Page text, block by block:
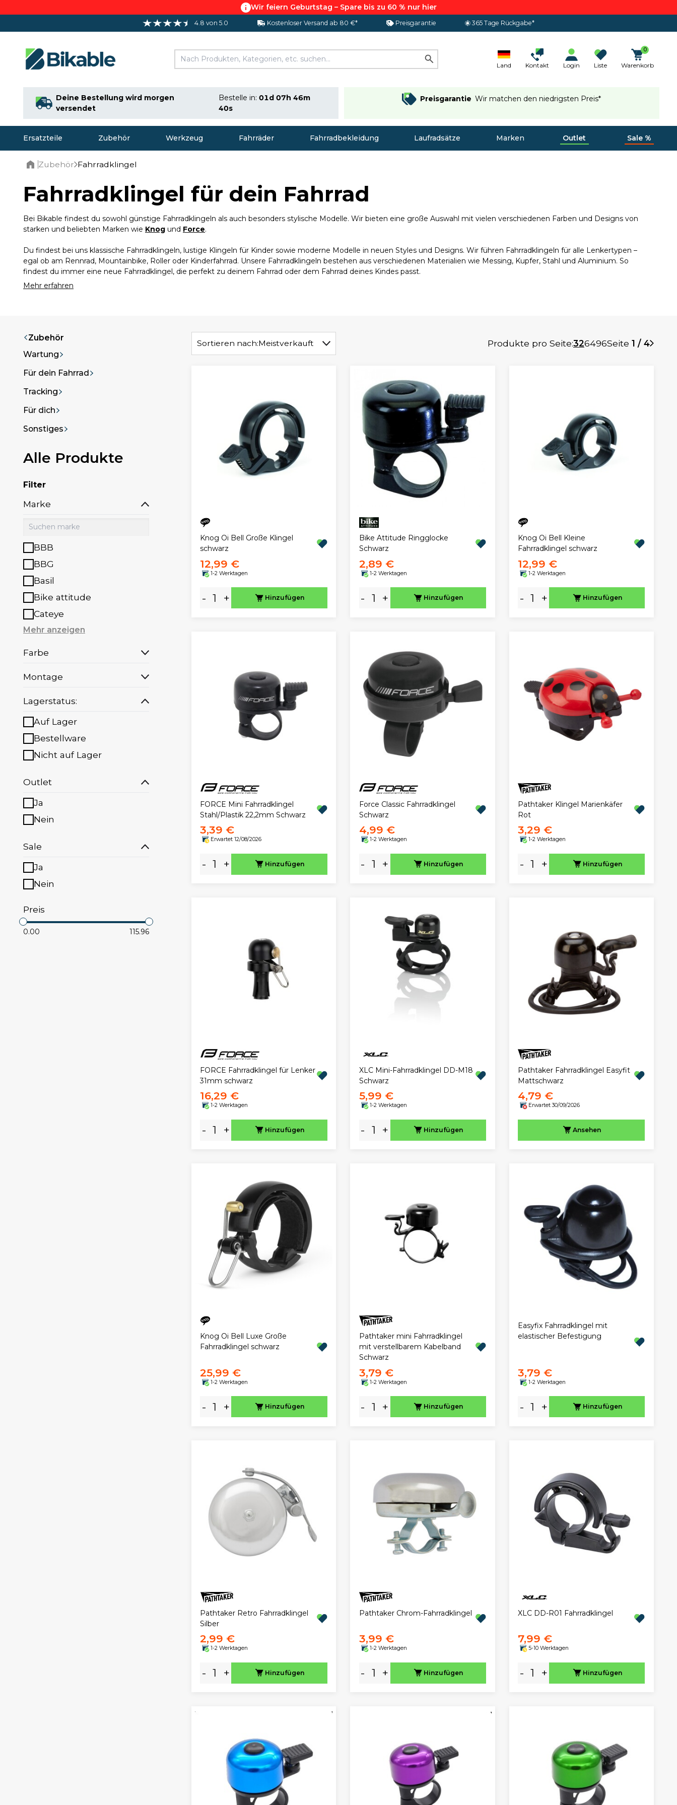
Wir feiern Geburtstag – Spare bis zu 60 % nur hier
4.8 von 5.0 Kostenloser Versand ab 80 €* Preisgarantie 365 Tage Rückgabe*
Land Kontakt Login Liste
0
Warenkorb
Deine Bestellung wird morgen
versendet
Bestelle in:01d 07h 46m
39s
Preisgarantie Wir matchen den niedrigsten Preis*
Ersatzteile Zubehör Werkzeug Fahrräder Fahrradbekleidung Laufradsätze Marken Outlet Sale %
Zubehör Fahrradklingel
Fahrradklingel für dein Fahrrad
Bei Bikable findest du sowohl günstige Fahrradklingeln als auch besonders stylische Modelle. Wir bieten eine große Auswahl mit vielen verschiedenen Farben und Designs von
starken und beliebten Marken wie Knog und Force.
Du findest bei uns klassische Fahrradklingeln, lustige Klingeln für Kinder sowie moderne Modelle in neuen Styles und Designs. Wir führen Fahrradklingeln für alle Lenkertypen –
egal ob am Rennrad, Mountainbike, Roller oder Kinderfahrrad. Unsere Fahrradklingeln bestehen aus verschiedenen Materialien wie Messing, Kupfer, Stahl und Aluminium. So
findest du immer eine neue Fahrradklingel, die perfekt zu deinem Fahrrad oder dem Fahrrad deines Kindes passt.
Mehr erfahren
Zubehör
Wartung
Für dein Fahrrad
Tracking
Für dich
Sonstiges
Alle Produkte
Filter
Marke
BBB
BBG
Basil
Bike attitude
Cateye
Mehr anzeigen
Farbe
Montage
Lagerstatus:
Auf Lager
Bestellware
Nicht auf Lager
Outlet
Ja
Nein
Sale
Ja
Nein
Preis
0.00 115.96
Sortieren nach:Meistverkauft Produkte pro Seite:326496Seite 1 / 4
Knog Oi Bell Große Klingel
schwarz
12,99 €
1-2 Werktagen
- + Hinzufügen
Bike Attitude Ringglocke
Schwarz
2,89 €
1-2 Werktagen
- + Hinzufügen
Knog Oi Bell Kleine
Fahrradklingel schwarz
12,99 €
1-2 Werktagen
- + Hinzufügen
FORCE Mini Fahrradklingel
Stahl/Plastik 22,2mm Schwarz
3,39 €
Erwartet 12/08/2026
- + Hinzufügen
Force Classic Fahrradklingel
Schwarz
4,99 €
1-2 Werktagen
- + Hinzufügen
Pathtaker Klingel Marienkäfer
Rot
3,29 €
1-2 Werktagen
- + Hinzufügen
FORCE Fahrradklingel für Lenker
31mm schwarz
16,29 €
1-2 Werktagen
- + Hinzufügen
XLC Mini-Fahrradklingel DD-M18
Schwarz
5,99 €
1-2 Werktagen
- + Hinzufügen
Pathtaker Fahrradklingel Easyfit
Mattschwarz
4,79 €
Erwartet 30/09/2026
Ansehen
Knog Oi Bell Luxe Große
Fahrradklingel schwarz
25,99 €
1-2 Werktagen
- + Hinzufügen
Pathtaker mini Fahrradklingel
mit verstellbarem Kabelband
Schwarz
3,79 €
1-2 Werktagen
- + Hinzufügen
Easyfix Fahrradklingel mit
elastischer Befestigung
3,79 €
1-2 Werktagen
- + Hinzufügen
Pathtaker Retro Fahrradklingel
Silber
2,99 €
1-2 Werktagen
- + Hinzufügen
Pathtaker Chrom-Fahrradklingel
3,99 €
1-2 Werktagen
- + Hinzufügen
XLC DD-R01 Fahrradklingel
7,99 €
5-10 Werktagen
- + Hinzufügen